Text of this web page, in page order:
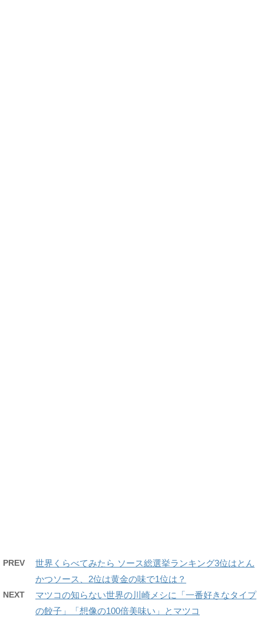
PREV
世界くらべてみたら ソース総選挙ランキング3位はとん
かつソース、2位は黄金の味で1位は？
NEXT
マツコの知らない世界の川崎メシに「一番好きなタイプ
の餃子」「想像の100倍美味い」とマツコ